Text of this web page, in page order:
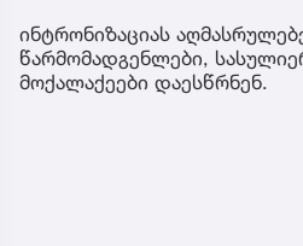
ინტრონიზაციას
წარმომადგენლები,
მოქალაქეები დაესწრნენ.